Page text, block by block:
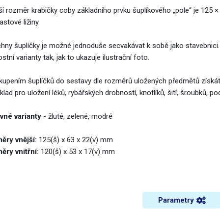
rozměr krabičky coby základního prvku šuplíkového „pole“ je
ližiny.
šuplíčky je možné jednoduše secvakávat k sobě jako
varianty tak, jak to ukazuje ilustrační foto.
šuplíčků do sestavy dle rozměrů uložených předmětů
pro uložení léků, rybářských drobností, knoflíků, šití, šroubků,
varianty- žluté, zelené, modré
vnější: 125(š) x 63 x 22(v) mm
vnitřní: 120(š) x 53 x 17(v) mm
Parametry